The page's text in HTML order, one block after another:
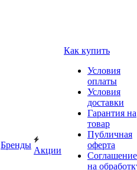
Бренды
Акции
Как купить
Условия
оплаты
Условия
доставки
Гарантия на
товар
Публичная
оферта
Соглашение
на